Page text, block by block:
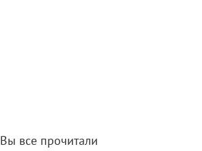
Вы все прочитали